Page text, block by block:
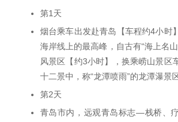
第1天
烟台乘车出发赴青岛【车程约4小时
海岸线上的最高峰，自古有“海上名
风景区【约3小时】，换乘崂山景区
十二景中，称“龙潭喷雨”的龙潭瀑景
第2天
青岛市内，远观青岛标志—栈桥、